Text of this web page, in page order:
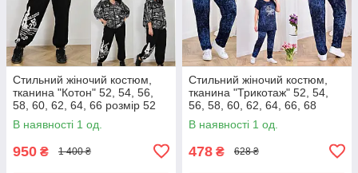
Стильний жіночий костюм,
тканина "Котон" 52, 54, 56,
58, 60, 62, 64, 66 розмір 52
В наявності 1 од.
950 ₴ 1 400 ₴
Стильний жіночий костюм,
тканина "Трикотаж" 52, 54,
56, 58, 60, 62, 64, 66, 68
розмір 52
В наявності 1 од.
478 ₴ 628 ₴